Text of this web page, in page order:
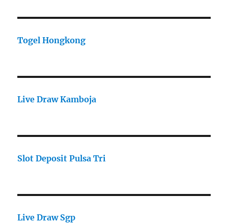
Togel Hongkong
Live Draw Kamboja
Slot Deposit Pulsa Tri
Live Draw Sgp